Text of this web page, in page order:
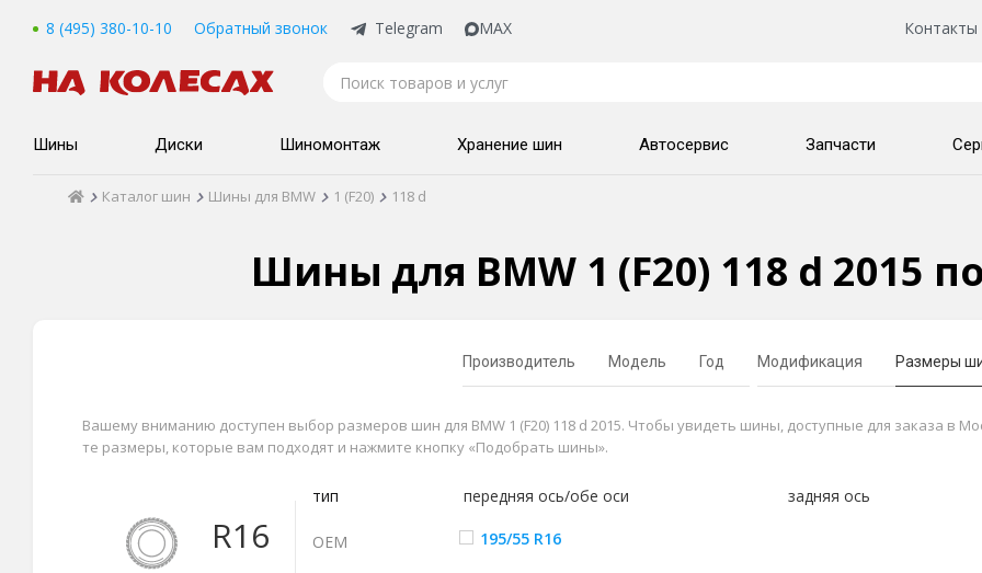
8 (495) 380-10-10 Обратный звонок Telegram MAX Контакты
Шины Диски Шиномонтаж Хранение шин Автосервис Запчасти
Каталог шин Шины для BMW 1 (F20) 118 d
Шины для BMW 1 (F20) 118 d 2015
Производитель Модель Год Модификация Размеры
Вашему вниманию доступен выбор размеров шин для BMW 1 (F20) 118 d 2015. Чтобы увидеть шины, доступные для заказа в
те размеры, которые вам подходят и нажмите кнопку «Подобрать шины».
R16
тип передняя ось/обе оси задняя ось
ОЕМ 195/55 R16